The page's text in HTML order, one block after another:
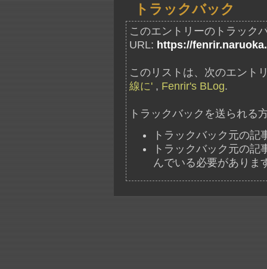
トラックバック
このエントリーのトラック
URL: https://
このリストは、次のエント
線に' , Fenrir's BLog.
トラックバックを送られる
トラックバック元の
トラックバック元の
んでいる必要がありま